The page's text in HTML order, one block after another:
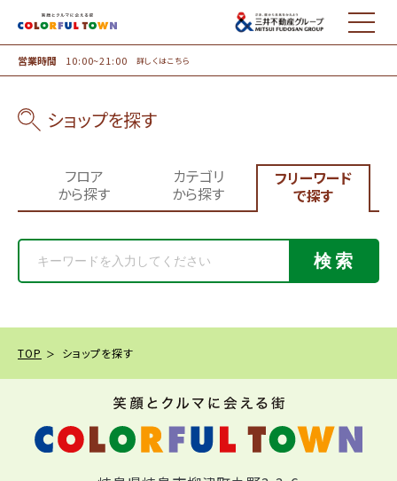
MENU
営業時間 10:00~21:00 詳しくはこちら
ショップを探す
フロア
から探す
カテゴリ
から探す
フリーワード
で探す
検索
TOP ショップを探す